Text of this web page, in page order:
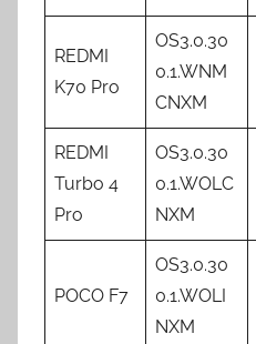
REDMI
K70 Pro
OS3.0.30
0.1.WNM
CNXM
REDMI
Turbo 4
Pro
OS3.0.30
0.1.WOLC
NXM
POCO F7
OS3.0.30
0.1.WOLI
NXM